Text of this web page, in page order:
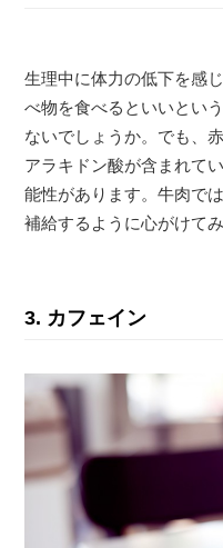
生理中に体力の低下を感
べ物を食べるといいとい
ないでしょうか。でも、
アラキドン酸が含まれて
能性があります。牛肉で
補給するように心がけてみ
3. カフェイン